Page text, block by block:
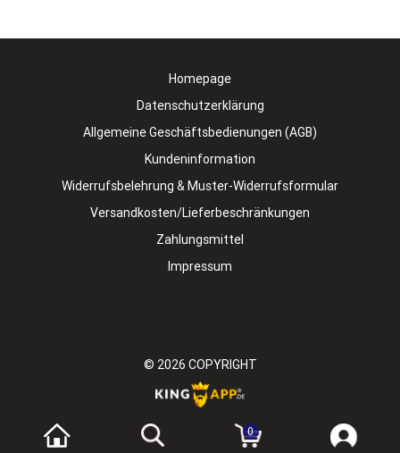
Homepage
Datenschutzerklärung
Allgemeine Geschäftsbedienungen (AGB)
Kundeninformation
Widerrufsbelehrung & Muster-Widerrufsformular
Versandkosten/Lieferbeschränkungen
Zahlungsmittel
Impressum
© 2026 COPYRIGHT
0